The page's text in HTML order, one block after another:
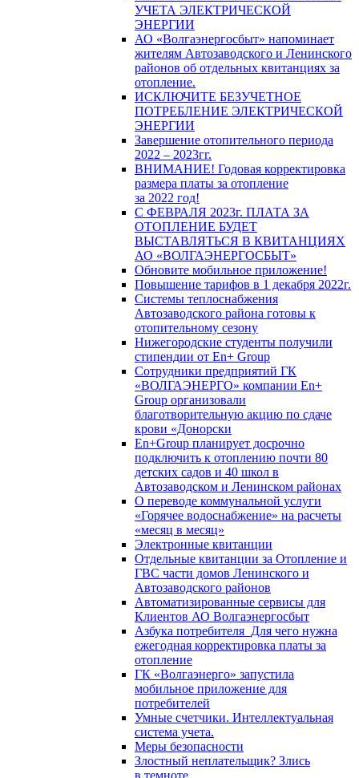
УЧЕТА ЭЛЕКТРИЧЕСКОЙ
ЭНЕРГИИ
АО «Волгаэнергосбыт» напоминает
жителям Автозаводского и Ленинского
районов об отдельных квитанциях за
отопление.
ИСКЛЮЧИТЕ БЕЗУЧЕТНОЕ
ПОТРЕБЛЕНИЕ ЭЛЕКТРИЧЕСКОЙ
ЭНЕРГИИ
Завершение отопительного периода
2022 – 2023гг.
ВНИМАНИЕ! Годовая корректировка
размера платы за отопление
за 2022 год!
С ФЕВРАЛЯ 2023г. ПЛАТА ЗА
ОТОПЛЕНИЕ БУДЕТ
ВЫСТАВЛЯТЬСЯ В КВИТАНЦИЯХ
АО «ВОЛГАЭНЕРГОСБЫТ»
Обновите мобильное приложение!
Повышение тарифов в 1 декабря 2022г.
Системы теплоснабжения
Автозаводского района готовы к
отопительному сезону
Нижегородские студенты получили
стипендии от En+ Group
Сотрудники предприятий ГК
«ВОЛГАЭНЕРГО» компании En+
Group организовали
благотворительную акцию по сдаче
крови «Донорски
En+Group планирует досрочно
подключить к отоплению почти 80
детских садов и 40 школ в
Автозаводском и Ленинском районах
О переводе коммунальной услуги
«Горячее водоснабжение» на расчеты
«месяц в месяц»
Электронные квитанции
Отдельные квитанции за Отопление и
ГВС части домов Ленинского и
Автозаводского районов
Автоматизированные сервисы для
Клиентов АО Волгаэнергосбыт
Азбука потребителя_Для чего нужна
ежегодная корректировка платы за
отопление
ГК «Волгаэнерго» запустила
мобильное приложение для
потребителей
Умные счетчики. Интеллектуальная
система учета.
Меры безопасности
Злостный неплательщик? Злись